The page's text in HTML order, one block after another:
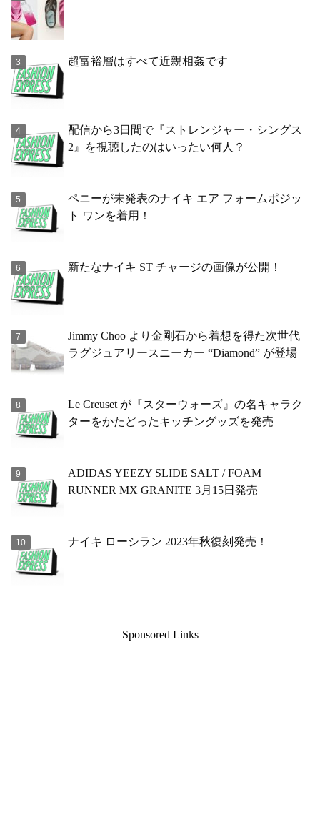
超富裕層はすべて近親相姦です
配信から3日間で『ストレンジャー・シングス
2』を視聴したのはいったい何人？
ペニーが未発表のナイキ エア フォームポジッ
ト ワンを着用！
新たなナイキ ST チャージの画像が公開！
Jimmy Choo より金剛石から着想を得た次世代
ラグジュアリースニーカー “Diamond” が登場
Le Creuset が『スターウォーズ』の名キャラク
ターをかたどったキッチングッズを発売
ADIDAS YEEZY SLIDE SALT / FOAM
RUNNER MX GRANITE 3月15日発売
ナイキ ローシラン 2023年秋復刻発売！
Sponsored Links